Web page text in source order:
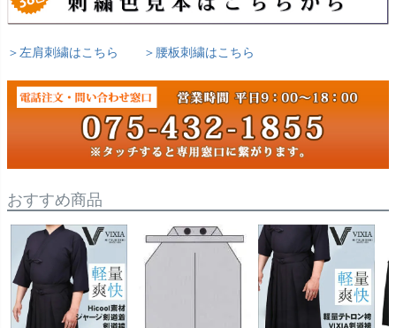
＞左肩刺繍はこちら ＞腰板刺繍はこちら
おすすめ商品